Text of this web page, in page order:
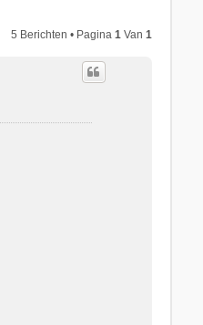
5 Berichten • Pagina1 Van1